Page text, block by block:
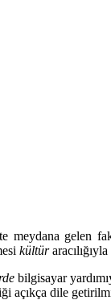
gelen
kültür
bilgisayar
açıkça dile